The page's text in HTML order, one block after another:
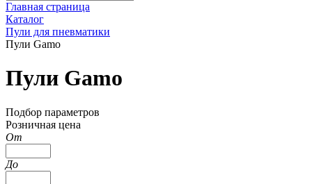
Главная страница
Каталог
Пули для пневматики
Пули Gamo
Пули Gamo
Подбор параметров
Розничная цена
От
До